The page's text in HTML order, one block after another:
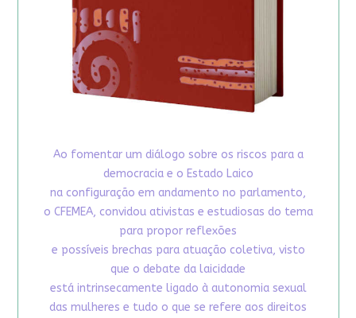
Ao fomentar um diálogo sobre os riscos para a
democracia e o Estado Laico
na configuração em andamento no parlamento,
o CFEMEA, convidou ativistas e estudiosas do tema
para propor reflexões
e possíveis brechas para atuação coletiva, visto
que o debate da laicidade
está intrinsecamente ligado à autonomia sexual
das mulheres e tudo o que se refere aos direitos